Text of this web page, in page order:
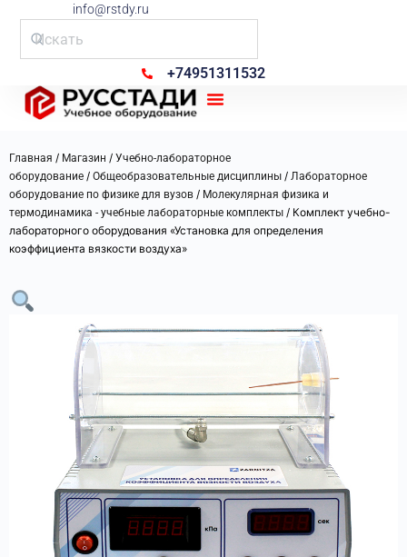
info@rstdy.ru
+74951311532
Главная / Магазин / Учебно-лабораторное
оборудование / Общеобразовательные дисциплины / Лабораторное
оборудование по физике для вузов / Молекулярная физика и
термодинамика - учебные лабораторные комплекты / Комплект учебно-
лабораторного оборудования «Установка для определения
коэффициента вязкости воздуха»